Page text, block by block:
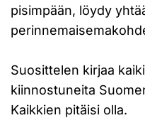
pisimpään, löydy
Suosittelen kirjaa
kiinnostuneita
Kaikkien pitäisi olla.